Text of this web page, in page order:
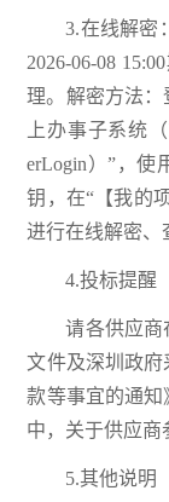
3.在线解密
2026-06-08
理。解密方法：
上办事子系统（
erLogin）”，使
钥，在“【我的
进行在线解密、
4.投标提醒
请各供应商
文件及深圳政
款等事宜的通
中，关于供应商
5.其他说明